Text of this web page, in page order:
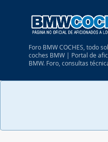
Foro BMW COCHES, todo
coches BMW | Portal de
BMW. Foro, consultas